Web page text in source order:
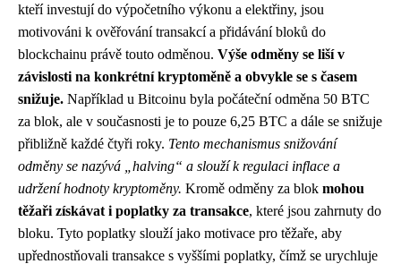
kteří investují do výpočetního výkonu a elektřiny, jsou
motivováni k ověřování transakcí a přidávání bloků do
blockchainu právě touto odměnou. Výše odměny se liší v
závislosti na konkrétní kryptoměně a obvykle se s časem
snižuje. Například u Bitcoinu byla počáteční odměna 50 BTC
za blok, ale v současnosti je to pouze 6,25 BTC a dále se snižuje
přibližně každé čtyři roky. Tento mechanismus snižování
odměny se nazývá „halving“ a slouží k regulaci inflace a
udržení hodnoty kryptoměny. Kromě odměny za blok mohou
těžaři získávat i poplatky za transakce, které jsou zahrnuty do
bloku. Tyto poplatky slouží jako motivace pro těžaře, aby
upřednostňovali transakce s vyššími poplatky, čímž se urychluje